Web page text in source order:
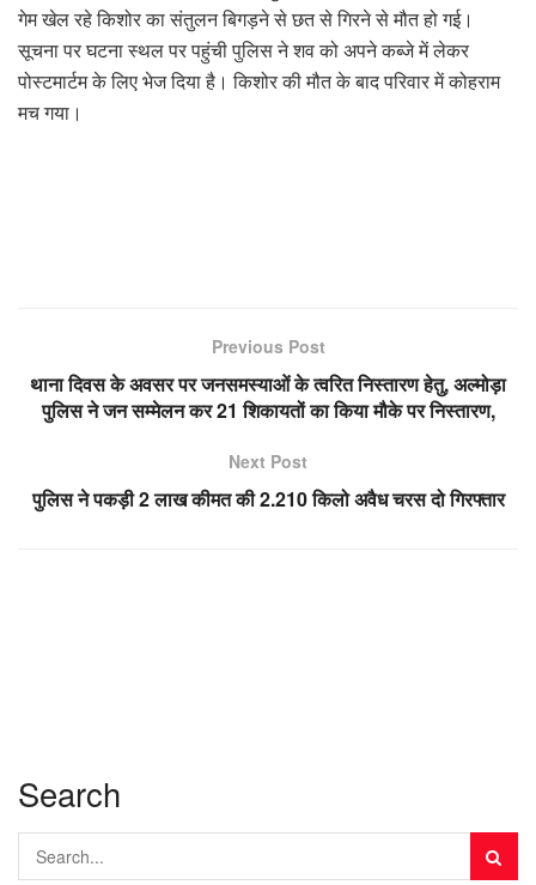
गेम खेल रहे किशोर का संतुलन बिगड़ने से छत से गिरने से मौत हो गई।
सूचना पर घटना स्थल पर पहुंची पुलिस ने शव को अपने कब्जे में लेकर
पोस्टमार्टम के लिए भेज दिया है। किशोर की मौत के बाद परिवार में कोहराम
मच गया।
Previous Post
थाना दिवस के अवसर पर जनसमस्याओं के त्वरित निस्तारण हेतु, अल्मोड़ा
पुलिस ने जन सम्मेलन कर 21 शिकायतों का किया मौके पर निस्तारण,
Next Post
पुलिस ने पकड़ी 2 लाख कीमत की 2.210 किलो अवैध चरस दो गिरफ्तार
Search